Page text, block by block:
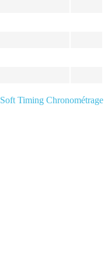
Soft Timing Chronométrage